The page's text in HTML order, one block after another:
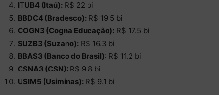
ITUB4 (Itaú): R$ 22 bi
BBDC4 (Bradesco): R$ 19.5 bi
COGN3 (Cogna Educação): R$ 17.5 bi
SUZB3 (Suzano): R$ 16.3 bi
BBAS3 (Banco do Brasil): R$ 11.2 bi
CSNA3 (CSN): R$ 9.8 bi
USIM5 (Usiminas): R$ 9.1 bi